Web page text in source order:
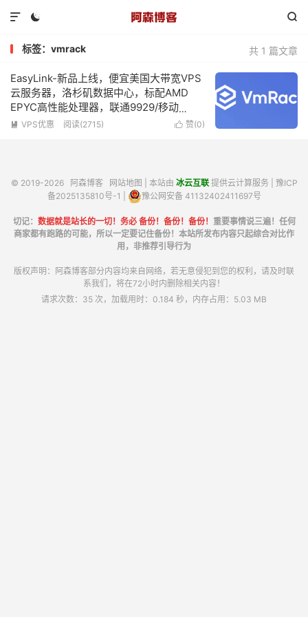
 

共 1 篇文章
标签：vmrack
EasyLink-新品上线，便宜美国大带宽VPS
云服务器，洛杉矶数据中心，标配AMD
EPYC高性能处理器，联通9929/移动
CMIN2高端线路，可免费更换2次IP，低至
 赞(0)
 VPS优惠 阅读(2715)
© 2019-2026 阿森博客 网站地图 | 本站由 冰云互联提供云计算服务 | 豫ICP
备2025135810号-1
豫公网安备 41132402411697号
切记： 数据就是站长的一切！务必 备份！备份！备份！ 重要事情说三遍！任何
商家都有跑路的可能，所以一定要记住备份！本站所发布内容只起综合对比作
用，非推荐引导行为
版权声明：阿森博客部分内容均来自网络，若无意侵犯到您的权利，请及时联
系我们，将在72小时内删除相关内容！
请求次数：35 次，加载用时：0.184 秒，内存占用：5.03 MB